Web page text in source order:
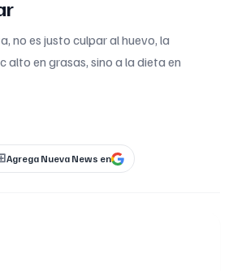
no es justo culpar al huevo, la
alto en grasas, sino a la dieta en
Agrega Nueva News en